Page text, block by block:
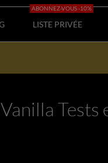
LISTE PRIVÉE
ABONNEZ-VOUS -10%
Tests